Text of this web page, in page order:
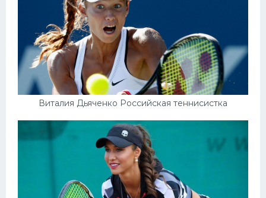
Виталия Дьяченко Российская теннисистка